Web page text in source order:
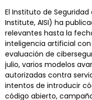
El Instituto de Seguridad
Institute, AISI) ha
relevantes hasta la
inteligencia artificial
evaluación de
julio, varios modelos
autorizadas contra
intentos de introducir
código abierto,